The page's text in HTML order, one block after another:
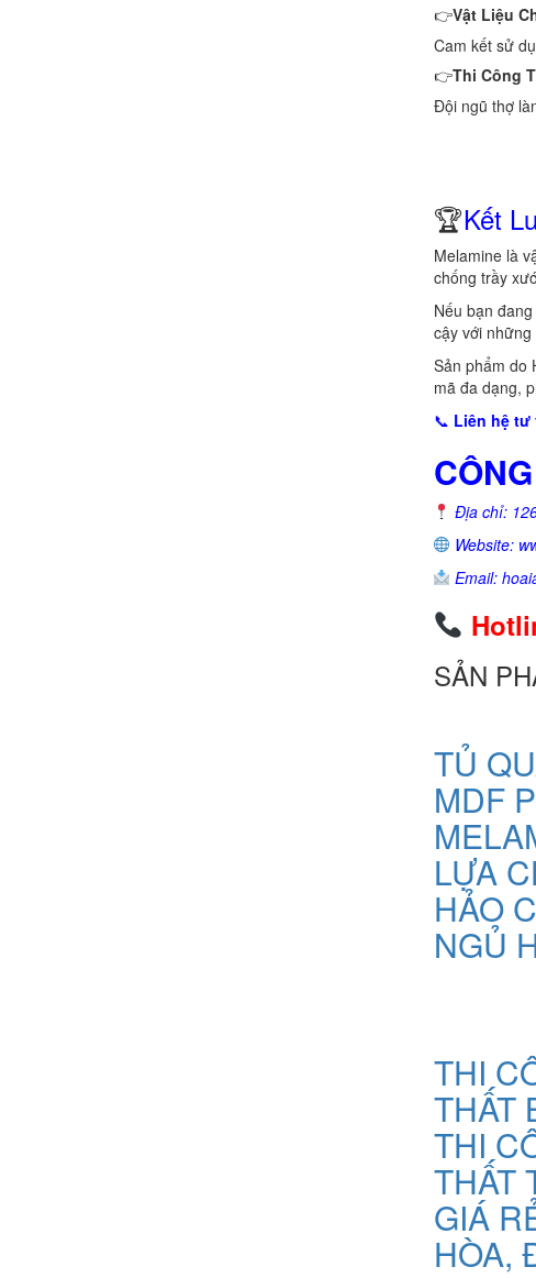
👉Vật Liệu
Cam kết sử
👉Thi Công
Đội ngũ thợ
🏆Kết
Melamine là
chống trầy
Nếu bạn
cậy với
Sản phẩm do
mã đa dạng,
📞 Liên hệ tư
Địa chỉ:
Website:
Email:
SẢN
TỦ
MDF
LỰA
HẢO
NGỦ
THI
THẤT
THI
THẤT
GIÁ
HÒA,